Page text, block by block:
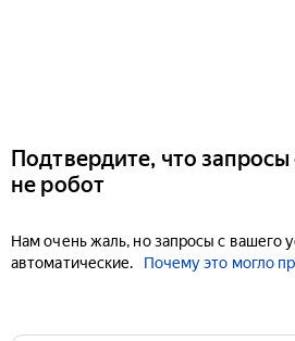
Подтвердите, что
не робот
Нам очень жаль, но запросы с вашего
автоматические.
Почему это могло